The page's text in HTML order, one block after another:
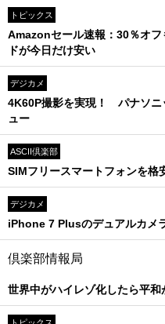
トピックス
Amazonセール速報：30％オ
ドが今日だけ安い
デジカメ
4K60P撮影を実現！ パナソニ
ュー
ASCII倶楽部
SIMフリースマートフォンを格
デジカメ
iPhone 7 Plusのデュアルカメ
倶楽部情報局
世界中がハイレゾ化したら平和